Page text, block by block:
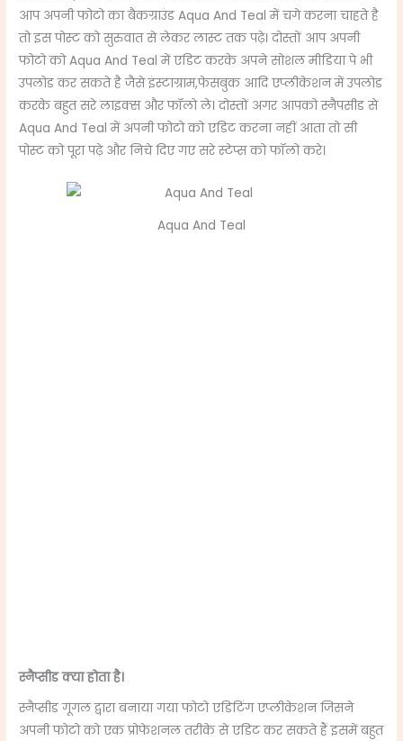
आप अपनी फोटो का बैकग्राउंड Aqua And Teal में चगे करना चाहते है
तो इस पोस्ट को सुरुवात से लेकर लास्ट तक पढ़े। दोस्तों आप अपनी
फोटो को Aqua And Teal मेंएडिटकरके अपने सोशल मीडिया पे भी
उपलोड कर सकते है जैसे इंस्टाग्राम,फेसबुक आदि एप्लीकेशन में उपलोड
करके बहुत सरे लाइक्स और फॉलो ले। दोस्तों अगर आपको स्नैपसीड से
Aqua And Teal में अपनी फोटो को एडिट करना नहीं आता तो सी
पोस्ट को पूरा पढ़े और निचे दिए गए सरे स्टेप्स को फॉलो करे।
Aqua And Teal
स्नैप्सीड क्या होता है।
स्नैप्सीड गूगल द्वारा बनाया गया फोटो एडिटिंग एप्लीकेशन जिसने
अपनी फोटो को एक प्रोफेशनल तरीके से एडिट कर सकते हैं इसमें बहुत